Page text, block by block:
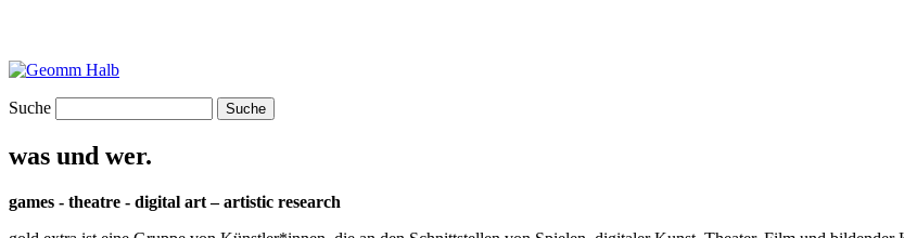
Suche
was und wer.
games - theatre - digital art – artistic research